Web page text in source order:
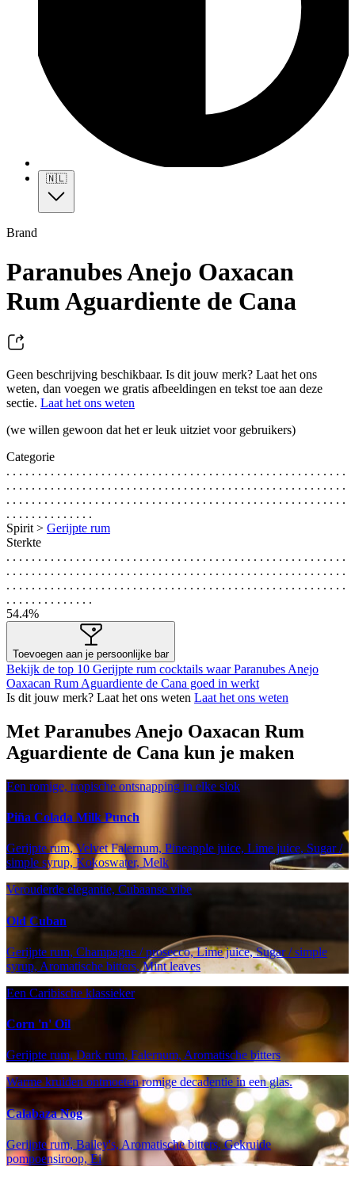
🇳🇱
Brand
Paranubes Anejo Oaxacan
Rum Aguardiente de Cana
Geen beschrijving beschikbaar. Is dit jouw merk? Laat het ons
weten, dan voegen we gratis afbeeldingen en tekst toe aan deze
sectie. Laat het ons weten
(we willen gewoon dat het er leuk uitziet voor gebruikers)
Categorie
. . . . . . . . . . . . . . . . . . . . . . . . . . . . . . . . . . . . . . . . . . . . . . . . . . . . . .
. . . . . . . . . . . . . . . . . . . . . . . . . . . . . . . . . . . . . . . . . . . . . . . . . . . . . .
. . . . . . . . . . . . . . . . . . . . . . . . . . . . . . . . . . . . . . . . . . . . . . . . . . . . . .
. . . . . . . . . . . . . .
Spirit > Gerijpte rum
Sterkte
. . . . . . . . . . . . . . . . . . . . . . . . . . . . . . . . . . . . . . . . . . . . . . . . . . . . . .
. . . . . . . . . . . . . . . . . . . . . . . . . . . . . . . . . . . . . . . . . . . . . . . . . . . . . .
. . . . . . . . . . . . . . . . . . . . . . . . . . . . . . . . . . . . . . . . . . . . . . . . . . . . . .
. . . . . . . . . . . . . .
54.4%
Toevoegen aan je persoonlijke bar
Bekijk de top 10 Gerijpte rum cocktails waar Paranubes Anejo
Oaxacan Rum Aguardiente de Cana goed in werkt
Is dit jouw merk? Laat het ons weten Laat het ons weten
Met Paranubes Anejo Oaxacan Rum
Aguardiente de Cana kun je maken
Een romige, tropische ontsnapping in elke slok
Piña Colada Milk Punch
Gerijpte rum, Velvet Falernum, Pineapple juice, Lime juice, Sugar /
simple syrup, Kokoswater, Melk
Verouderde elegantie, Cubaanse vibe
Old Cuban
Gerijpte rum, Champagne / prosecco, Lime juice, Sugar / simple
syrup, Aromatische bitters, Mint leaves
Een Caribische klassieker
Corn 'n' Oil
Gerijpte rum, Dark rum, Falernum, Aromatische bitters
Warme kruiden ontmoeten romige decadentie in een glas.
Calabaza Nog
Gerijpte rum, Bailey's, Aromatische bitters, Gekruide
pompoensiroop, Ei